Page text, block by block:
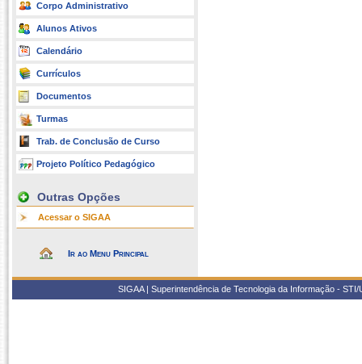
Corpo Administrativo
Alunos Ativos
Calendário
Currículos
Documentos
Turmas
Trab. de Conclusão de Curso
Projeto Político Pedagógico
Outras Opções
Acessar o SIGAA
Ir ao Menu Principal
SIGAA | Superintendência de Tecnologia da Informação -